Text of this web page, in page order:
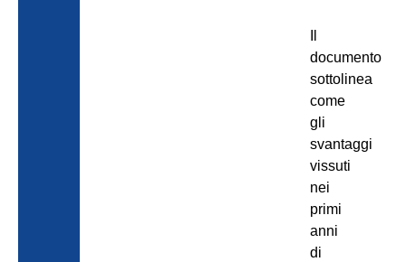
documento
sottolinea
come
gli
svantaggi
vissuti
nei
primi
anni
di